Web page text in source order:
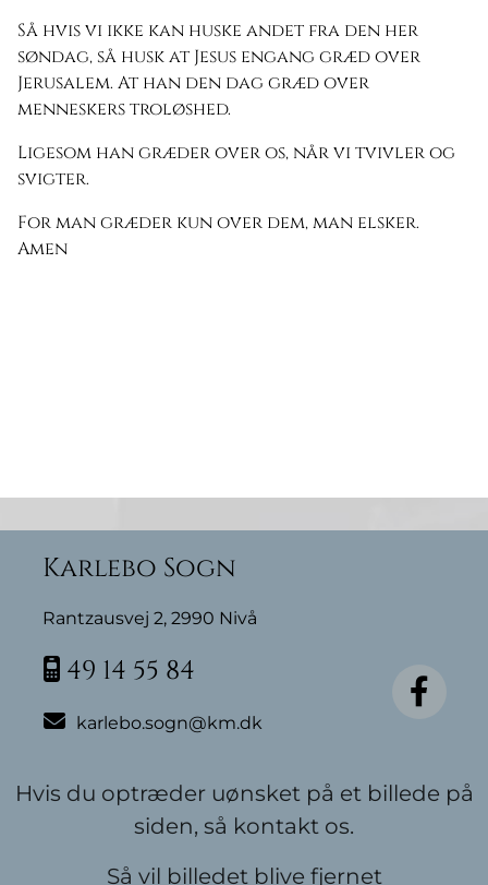
Så hvis vi ikke kan huske andet fra den her
søndag, så husk at Jesus engang græd over
Jerusalem. At han den dag græd over
menneskers troløshed.
Ligesom han græder over os, når vi tvivler og
svigter.
For man græder kun over dem, man elsker.
Amen
Karlebo Sogn
Rantzausvej 2, 2990 Nivå
 49 14 55 84
 karlebo.sogn@km.dk
Hvis du optræder uønsket på et billede på
siden, så kontakt os.
Så vil billedet blive fjernet